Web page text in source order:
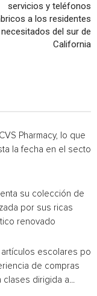
servicios y teléfonos
a los residentes
necesitados del sur de
California
Pharmacy, lo que
la fecha en el sector
su colección de
por sus ricas
renovado
escolares por
de compras
dirigida a...